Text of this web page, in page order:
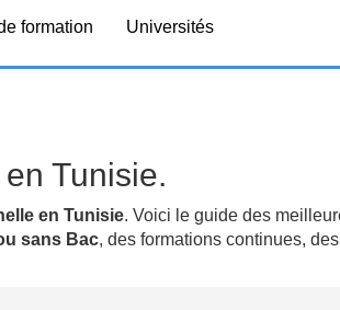
formation Universités
Tunisie.
en Tunisie. Voici le guide des
sans Bac, des formations continues,